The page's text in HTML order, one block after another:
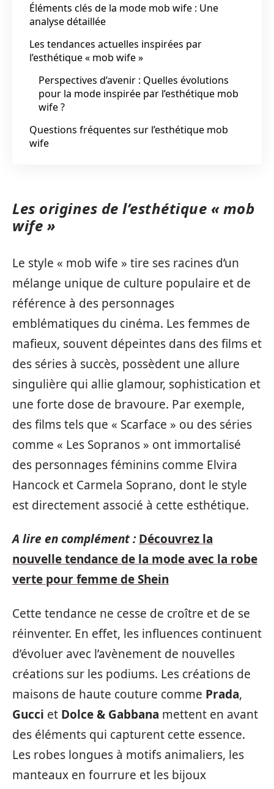
Éléments clés de la mode mob wife : Une
analyse détaillée
Les tendances actuelles inspirées par
l’esthétique « mob wife »
Perspectives d’avenir : Quelles évolutions
pour la mode inspirée par l’esthétique mob
wife ?
Questions fréquentes sur l’esthétique mob
wife
Les origines de l’esthétique « mob
wife »
Le style « mob wife » tire ses racines d’un
mélange unique de culture populaire et de
référence à des personnages
emblématiques du cinéma. Les femmes de
mafieux, souvent dépeintes dans des films et
des séries à succès, possèdent une allure
singulière qui allie glamour, sophistication et
une forte dose de bravoure. Par exemple,
des films tels que « Scarface » ou des séries
comme « Les Sopranos » ont immortalisé
des personnages féminins comme Elvira
Hancock et Carmela Soprano, dont le style
est directement associé à cette esthétique.
A lire en complément : Découvrez la
nouvelle tendance de la mode avec la robe
verte pour femme de Shein
Cette tendance ne cesse de croître et de se
réinventer. En effet, les influences continuent
d’évoluer avec l’avènement de nouvelles
créations sur les podiums. Les créations de
maisons de haute couture comme Prada,
Gucci et Dolce & Gabbana mettent en avant
des éléments qui capturent cette essence.
Les robes longues à motifs animaliers, les
manteaux en fourrure et les bijoux